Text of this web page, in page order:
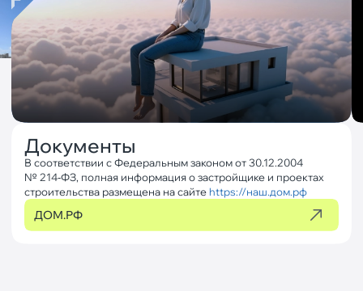
Документы
В соответствии с Федеральным законом от 30.12.2004
№ 214‐ФЗ, полная информация о застройщике и проектах
строительства размещена на сайте https://наш.дом.рф
ДОМ.РФ